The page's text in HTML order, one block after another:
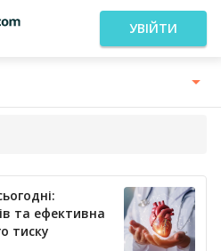
УВІЙТИ
та ефективна
тиску